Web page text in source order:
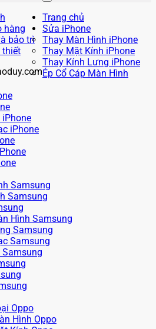
hàng
bảo trì
thiết
Trang chủ
Sửa iPhone
Thay Màn Hình iPhone
Thay Mặt Kính iPhone
Thay Kính Lưng iPhone
Ép Cổ Cáp Màn Hình
iPhone
iPhone
Samsung
Samsung
Hình Samsung
Samsung
Samsung
Samsung
Oppo
Hình Oppo